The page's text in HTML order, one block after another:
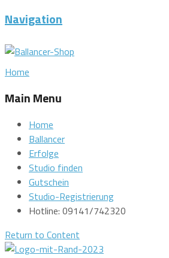
Navigation
Home
Main Menu
Home
Ballancer
Erfolge
Studio finden
Gutschein
Studio-Registrierung
Hotline: 09141/742320
Return to Content